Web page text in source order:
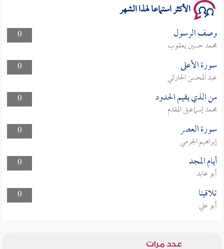
الأكثر استماعا لهذا الشهر
0 وصف الرسول
محمد حسين يعقوب
0
سورة الأعلى
عبد المحسن الحارثي
0
من الذي يقيم الحدود
محمد إسماعيل المقدم
0
سورة العصر
إبراهيم الجرمي
0
أيام المجد
أبو عابد
0
تلاقينا
أبو علي
عدد مرات